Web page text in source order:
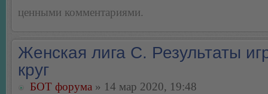
ценными комментариями.
Женская лига С. Результаты
круг
БОТ форума » 14 мар 2020, 19:48